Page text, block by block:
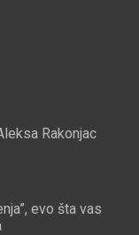
Rakonjac
evo šta vas